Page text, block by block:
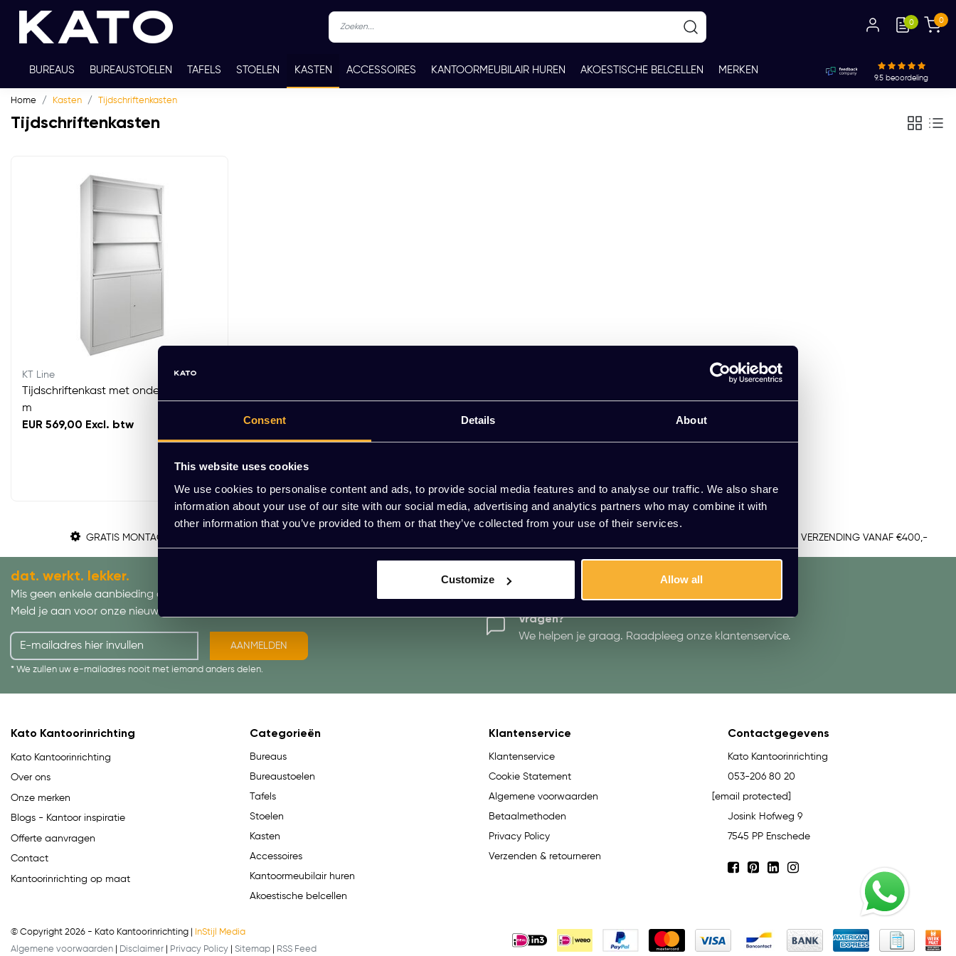
Consent Details About
This website uses cookies
We use cookies to personalise content and ads, to provide social media features and to analyse our traffic. We also share
information about your use of our site with our social media, advertising and analytics partners who may combine it with
other information that you’ve provided to them or that they’ve collected from your use of their services.
Customize Allow all
0 0
BUREAUS BUREAUSTOELEN TAFELS STOELEN KASTEN ACCESSOIRES KANTOORMEUBILAIR HUREN AKOESTISCHE BELCELLEN MERKEN
TWEEDEHANDS THUISWERKPLEKKEN
9.5 beoordeling
Home Kasten Tijdschriftenkasten
Tijdschriftenkasten
KT Line
Tijdschriftenkast met onderkast 195c
m
EUR 569,00 Excl. btw
GRATIS MONTAGE GRATIS VERZENDING VANAF €400,-
dat. werkt. lekker.
Mis geen enkele aanbieding of actie.
Meld je aan voor onze nieuwsbrief!
AANMELDEN
* We zullen uw e-mailadres nooit met iemand anders delen.
Vragen?
We helpen je graag. Raadpleeg onze klantenservice.
Kato Kantoorinrichting
Kato Kantoorinrichting
Over ons
Onze merken
Blogs - Kantoor inspiratie
Offerte aanvragen
Contact
Kantoorinrichting op maat
Categorieën
Bureaus
Bureaustoelen
Tafels
Stoelen
Kasten
Accessoires
Kantoormeubilair huren
Akoestische belcellen
Klantenservice
Klantenservice
Cookie Statement
Algemene voorwaarden
Betaalmethoden
Privacy Policy
Verzenden & retourneren
Contactgegevens
Kato Kantoorinrichting
053-206 80 20
[email protected]
Josink Hofweg 9
7545 PP Enschede
© Copyright 2026 - Kato Kantoorinrichting |
InStijl Media
Algemene voorwaarden
Disclaimer Privacy Policy Sitemap RSS Feed